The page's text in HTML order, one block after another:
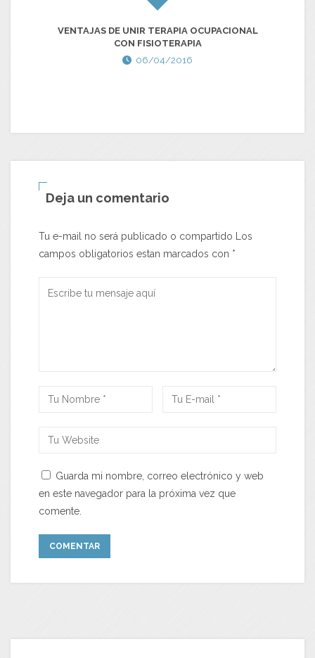
VENTAJAS DE UNIR TERAPIA OCUPACIONAL
CON FISIOTERAPIA
06/04/2016
Deja un comentario
Tu e-mail no será publicado o compartido Los
campos obligatorios estan marcados con *
Guarda mi nombre, correo electrónico y web
en este navegador para la próxima vez que
comente.